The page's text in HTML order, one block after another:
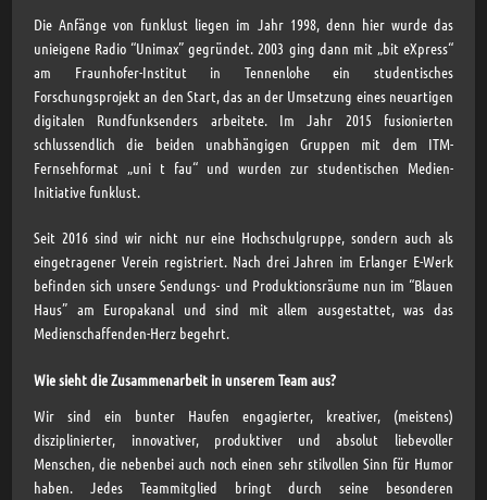
Die Anfänge von funklust liegen im Jahr 1998, denn hier wurde das
unieigene Radio “Unimax” gegründet. 2003 ging dann mit „bit eXpress“
am Fraunhofer-Institut in Tennenlohe ein studentisches
Forschungsprojekt an den Start, das an der Umsetzung eines neuartigen
digitalen Rundfunksenders arbeitete. Im Jahr 2015 fusionierten
schlussendlich die beiden unabhängigen Gruppen mit dem ITM-
Fernsehformat „uni t fau“ und wurden zur studentischen Medien-
Initiative funklust.
Seit 2016 sind wir nicht nur eine Hochschulgruppe, sondern auch als
eingetragener Verein registriert. Nach drei Jahren im Erlanger E-Werk
befinden sich unsere Sendungs- und Produktionsräume nun im “Blauen
Haus” am Europakanal und sind mit allem ausgestattet, was das
Medienschaffenden-Herz begehrt.
Wie sieht die Zusammenarbeit in unserem Team aus?
Wir sind ein bunter Haufen engagierter, kreativer, (meistens)
disziplinierter, innovativer, produktiver und absolut liebevoller
Menschen, die nebenbei auch noch einen sehr stilvollen Sinn für Humor
haben. Jedes Teammitglied bringt durch seine besonderen